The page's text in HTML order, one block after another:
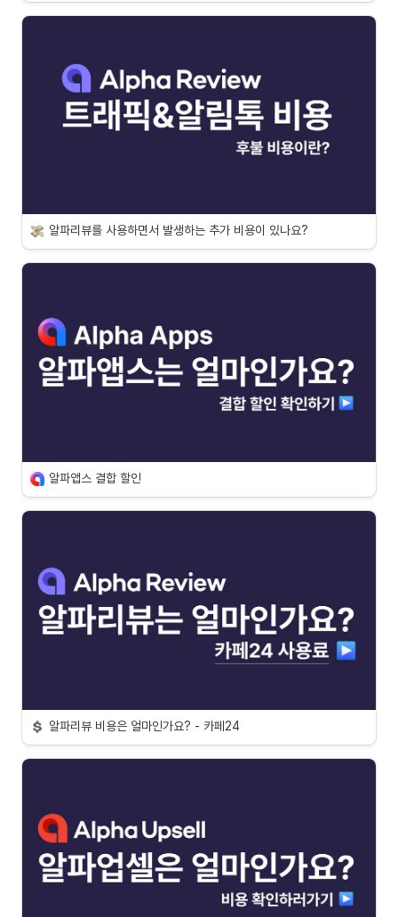
알파리뷰를 사용하면서 발생하는 추가 비용이 있나요?
알파앱스 결합 할인
알파리뷰 비용은 얼마인가요? - 카페24